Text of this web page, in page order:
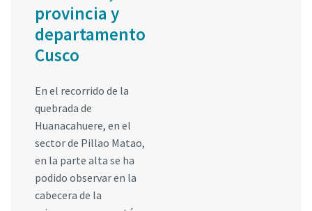
provincia y
departamento
Cusco
En el recorrido de la
quebrada de
Huanacahuere, en el
sector de Pillao Matao,
en la parte alta se ha
podido observar en la
cabecera de la